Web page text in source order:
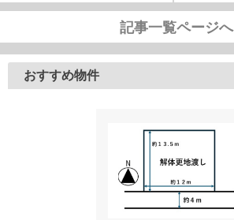
記事一覧ページへ
おすすめ物件